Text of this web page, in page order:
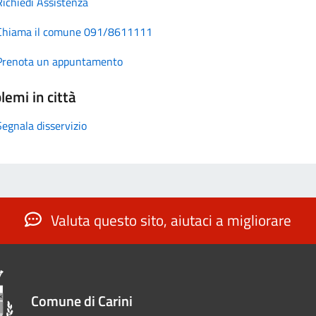
il comune 091/8611111
un appuntamento
in città
disservizio
Valuta questo sito, aiutaci a migliorare
Comune di Carini